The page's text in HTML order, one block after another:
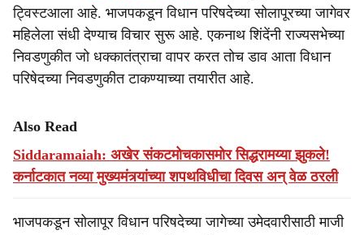
ट्विस्टआला आहे. भाजपकडून विधान परिषदेच्या सोलापूरच्या जागेवर
महिलेला संधी देण्याच विचार सुरू आहे. एकनाथ शिंदेंनी राज्यसभेच्या
निवडणुकीत जो धक्कातंत्राचा वापर करत तोच डाव आता विधान
परिषेदच्या निवडणुकीत टाकण्याच्या तयारीत आहे.
Also Read
Siddaramaiah: अखेर संकटमोचकासमोर सिद्धरामय्या झुकले!
कर्नाटकात नव्या मुख्यमंत्र्यांच्या शपथविधीचा दिवस अन् वेळ ठरली
भाजपकडून सोलापूर विधान परिषदेच्या जागेच्या उमेदवारीसाठी माजी